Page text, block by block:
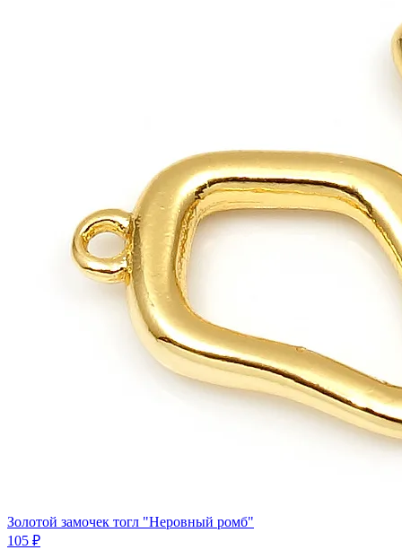
Золотой замочек тогл "Неровный ромб"
105 ₽